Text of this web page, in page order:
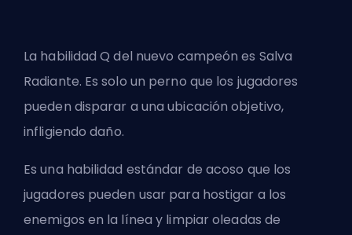
La habilidad Q del nuevo campeón es Salva
Radiante. Es solo un perno que los jugadores
pueden disparar a una ubicación objetivo,
infligiendo daño.
Es una habilidad estándar de acoso que los
jugadores pueden usar para hostigar a los
enemigos en la línea y limpiar oleadas de